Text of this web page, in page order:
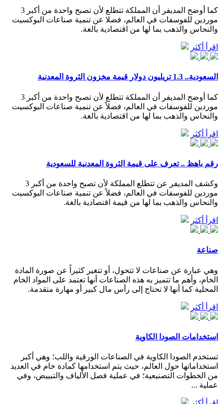
كما أوضح المديفر أن المملكة تتطلع لأن تصبح واحدة من أكبر 3
موردين للفوسفات في العالم، فضلا عن تنمية صناعات البوكسيت
والنحاس والذهب بما لها من اقتصادية بالغة.
اقرأ أكثر
السعودية.. 1.3 تريليون دولار قيمة مخزون الثروة المعدنية
كما أوضح المديفر أن المملكة تتطلع لأن تصبح واحدة من أكبر 3
موردين للفوسفات في العالم، فضلاً عن تنمية صناعات البوكسيت
والنحاس والذهب بما لها من اقتصادية بالغة.
اقرأ أكثر
رقم باهظ .. تعرف على قيمة الثروة المعدنية للسعودية
وكشف المديفر عن تتطلع المملكة لأن تصبح واحدة من أكبر 3
موردين للفوسفات في العالم، فضلاً عن تنمية صناعات البوكسيت
والنحاس والذهب بما لها من قيمة اقتصادية بالغة.
اقرأ أكثر
صناعة
وهي عبارة عن صناعات لا تتحول، أو تتغير كثيراً عن صورة المادة
الخام، وأهم ما تتميز به هذه الصناعات أنها تعتمد على المواد الخام
المحلية كما أنها لا تحتاج إلى رأس مال كبير أو مهارة متقدمة.
اقرأ أكثر
استخدامات الصودا الكاوية
تستخدم الصودا الكاوية في الصناعات الورقية واللب؛ وهي أكبر
استخداماتها حول العالم، حيث يتم استخدامها كمادة خام في العديد
من الخطوات التصنيعية؛ في عملية فصل الألياف والتبييض، وفي
عملية ...